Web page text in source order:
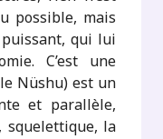
possible, mais
qui lui
C’est une
Nüshu) est un
et parallèle,
squelettique, la